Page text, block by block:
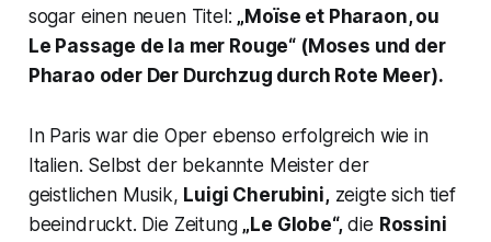
sogar einen neuen Titel: „Moïse et Pharaon, ou
Le Passage de la mer Rouge“ (Moses und der
Pharao oder Der Durchzug durch Rote Meer).
In Paris war die Oper ebenso erfolgreich wie in
Italien. Selbst der bekannte Meister der
geistlichen Musik, Luigi Cherubini,zeigte sich tief
beeindruckt. Die Zeitung „Le Globe“,die Rossini